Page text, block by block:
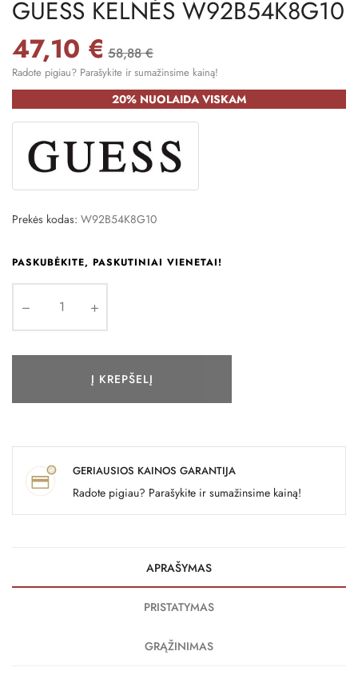
GUESS KELNĖS W92B54K8G10
47,10 € 58,88 €
Radote pigiau? Parašykite ir sumažinsime kainą!
20% NUOLAIDA VISKAM
Prekės kodas: W92B54K8G10
PASKUBĖKITE, PASKUTINIAI VIENETAI!
Į KREPŠELĮ
GERIAUSIOS KAINOS GARANTIJA
Radote pigiau? Parašykite ir sumažinsime kainą!
APRAŠYMAS
PRISTATYMAS
GRĄŽINIMAS